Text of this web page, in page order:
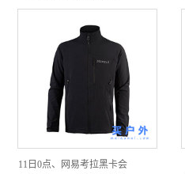
11日0点、网易考拉黑卡会